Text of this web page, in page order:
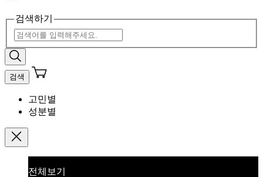
검색하기
검색
고민별
성분별
전체보기